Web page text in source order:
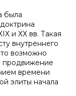
была
и ХХ вв. Такая
внутреннего
возможно
продвижение
времени
элиты начала